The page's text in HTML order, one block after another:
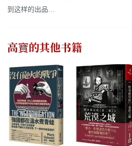
到这样的出品…
高寶的其他书籍